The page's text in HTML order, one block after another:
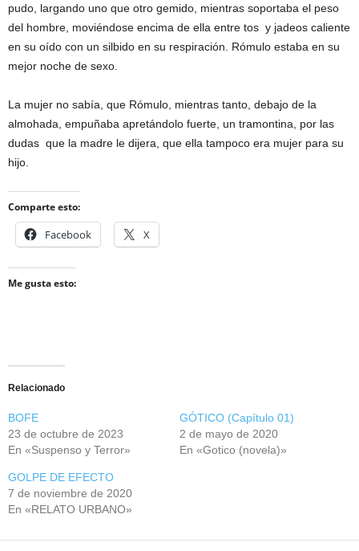
pudo, largando uno que otro gemido, mientras soportaba el peso
del hombre, moviéndose encima de ella entre tos y jadeos caliente
en su oído con un silbido en su respiración. Rómulo estaba en su
mejor noche de sexo.
La mujer no sabía, que Rómulo, mientras tanto, debajo de la
almohada, empuñaba apretándolo fuerte, un tramontina, por las
dudas que la madre le dijera, que ella tampoco era mujer para su
hijo.
Comparte esto:
Facebook X
Me gusta esto:
Relacionado
BOFE
23 de octubre de 2023
En «Suspenso y Terror»
GÓTICO (Capítulo 01)
2 de mayo de 2020
En «Gotico (novela)»
GOLPE DE EFECTO
7 de noviembre de 2020
En «RELATO URBANO»